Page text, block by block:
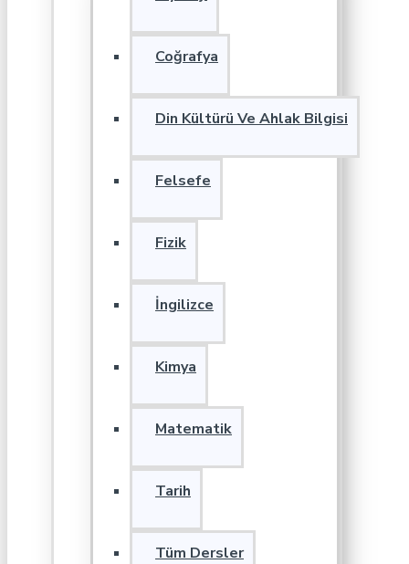
Coğrafya
Din Kültürü Ve Ahlak Bilgisi
Felsefe
Fizik
İngilizce
Kimya
Matematik
Tarih
Tüm Dersler